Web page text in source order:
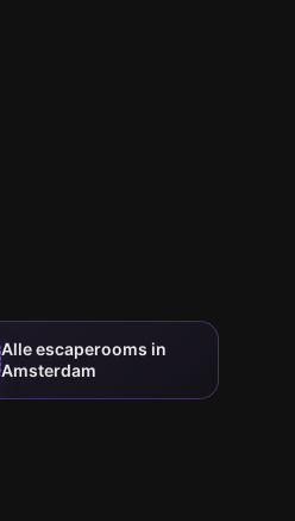
Alle escaperooms in
Amsterdam